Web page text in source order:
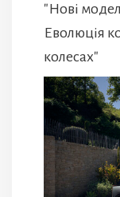
"Нові
Еволюція
колесах"